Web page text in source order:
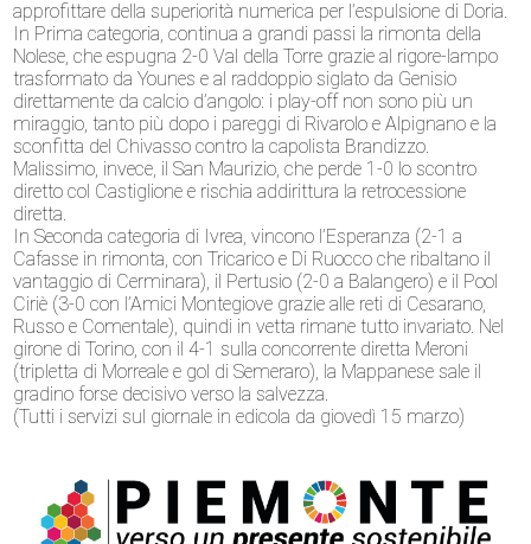
approfittare della superiorità numerica per l’espulsione di Doria.
In Prima categoria, continua a grandi passi la rimonta della
Nolese, che espugna 2-0 Val della Torre grazie al rigore-lampo
trasformato da Younes e al raddoppio siglato da Genisio
direttamente da calcio d’angolo: i play-off non sono più un
miraggio, tanto più dopo i pareggi di Rivarolo e Alpignano e la
sconfitta del Chivasso contro la capolista Brandizzo.
Malissimo, invece, il San Maurizio, che perde 1-0 lo scontro
diretto col Castiglione e rischia addirittura la retrocessione
diretta.
In Seconda categoria di Ivrea, vincono l’Esperanza (2-1 a
Cafasse in rimonta, con Tricarico e Di Ruocco che ribaltano il
vantaggio di Cerminara), il Pertusio (2-0 a Balangero) e il Pool
Ciriè (3-0 con l’Amici Montegiove grazie alle reti di Cesarano,
Russo e Comentale), quindi in vetta rimane tutto invariato. Nel
girone di Torino, con il 4-1 sulla concorrente diretta Meroni
(tripletta di Morreale e gol di Semeraro), la Mappanese sale il
gradino forse decisivo verso la salvezza.
(Tutti i servizi sul giornale in edicola da giovedì 15 marzo)